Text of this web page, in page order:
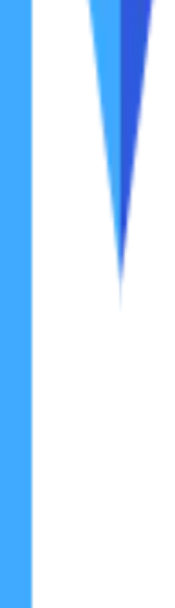
Koneksi internet
tersendat dapat
Koneksi internet
Penyedia layanan